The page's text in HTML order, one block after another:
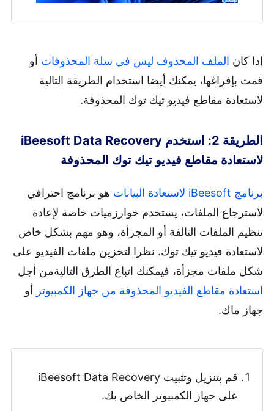
إذا كان الملف المحذوف ليس في سلة المحذوفات أو
قمت بإفراغها، يمكنك أيضا استخدام الطريقة التالية
لاستعادة مقاطع فيديو تيك توك المحذوفة.
الطريقة 2: استخدم iBeesoft Data Recovery
لاستعادة مقاطع فيديو تيك توك المحذوفة
برنامج iBeesoft لاستعادة البيانات
هو برنامج احترافي
لاسترجاع الملفات، يستخدم خوارزميات خاصة لإعادة
تنظيم الملفات التالفة أو المجزأة، وهو مهم بشكل خاص
لاستعادة فيديو تيك توك. نظرا لتخزين ملفات الفيديو على
شكل ملفات مجزأة، فيمكنك اتباع الطرق التاليةمن أجل
استعادة مقاطع الفيديو المحذوفة من جهاز الكمبيوتر أو
جهاز ماك.
قم بتنزيل وتثبيت iBeesoft Data Recovery
على جهاز الكمبيوتر الخاص بك.